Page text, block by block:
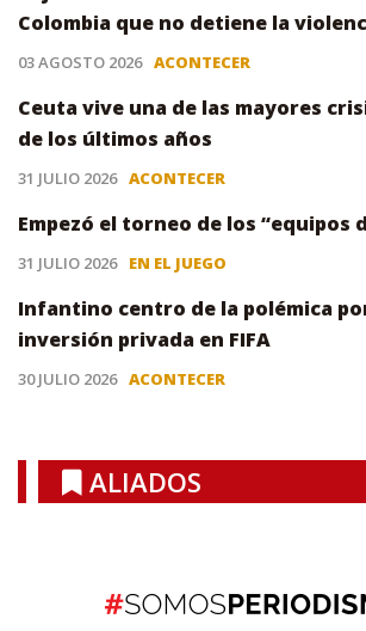
Colombia que no detiene la
03 AGOSTO 2026 ACONTECER
Ceuta vive una de las mayores
de los últimos años
31 JULIO 2026 ACONTECER
Empezó el torneo de los “equipos
31 JULIO 2026 EN EL JUEGO
Infantino centro de la polémica
inversión privada en FIFA
30 JULIO 2026 ACONTECER
ALIADOS